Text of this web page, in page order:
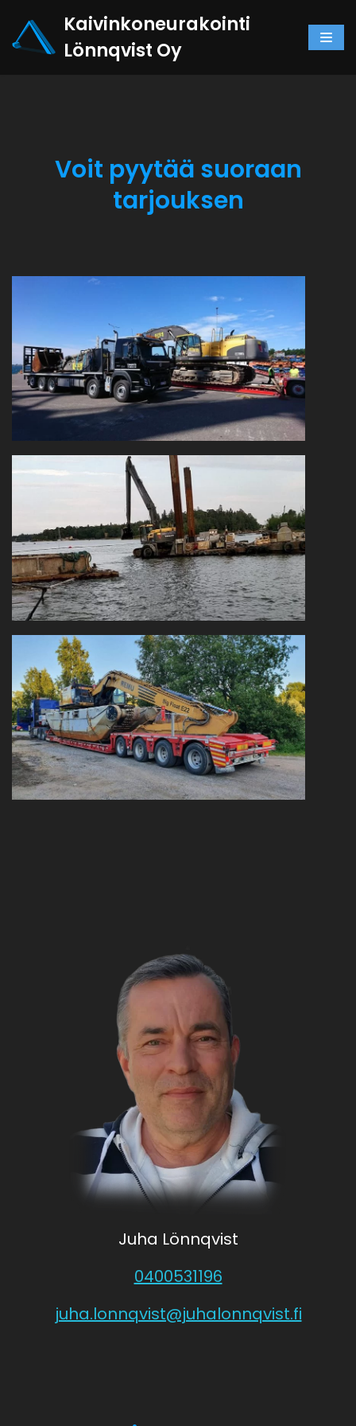
Skip
to
content
Kaivinkoneurakointi
Lönnqvist Oy
Voit pyytää suoraan
tarjouksen
Juha Lönnqvist
0400531196
juha.lonnqvist@juhalonnqvist.fi